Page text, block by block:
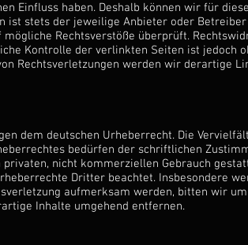
Einfluss haben. Deshalb können wir für diese
ist stets der jeweilige Anbieter oder
Rechtsverstöße überprüft.
Kontrolle der verlinkten Seiten ist jedoch
Rechtsverletzungen werden wir derartige
dem deutschen Urheberrecht. Die
bedürfen der schriftlichen
nicht kommerziellen Gebrauch
Dritter beachtet. Insbesondere
aufmerksam werden, bitten wir
Inhalte umgehend entfernen.